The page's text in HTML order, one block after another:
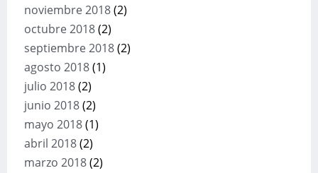
noviembre 2018(2)
octubre 2018(2)
septiembre 2018(2)
agosto 2018(1)
julio 2018(2)
junio 2018(2)
mayo 2018(1)
abril 2018(2)
marzo 2018(2)